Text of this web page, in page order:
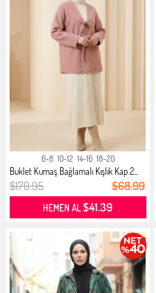
6-8 10-12 14-16 18-20
Buklet Kumaş Bağlamalı Kışlık Kap 2...
$170.95 $68.99
HEMEN AL$41.39